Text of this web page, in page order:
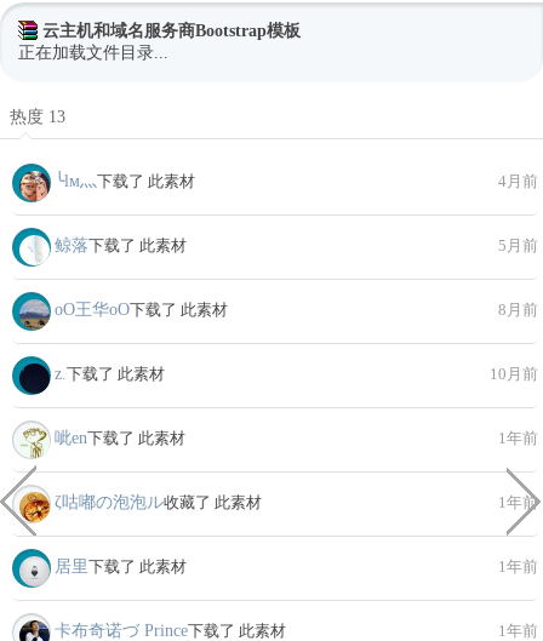
云主机和域名服务商Bootstrap模板
正在加载文件目录...
热度 13
╰lм灬下载了 此素材 4月前
鲸落下载了 此素材 5月前
oО王华oО下载了 此素材 8月前
z. 下载了 此素材 10月前
呲en下载了 此素材 1年前
ζ咕嘟の泡泡ル收藏了 此素材 1年前
居里下载了 此素材 1年前
卡布奇诺づ Prince下载了 此素材 1年前